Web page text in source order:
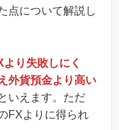
点について解説し
り失敗しにく
外貨預金より高い
いえます。ただ
FXよりに得られ